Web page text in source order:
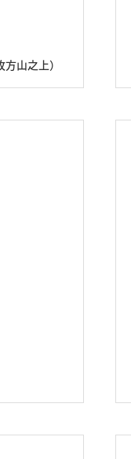
山之上）